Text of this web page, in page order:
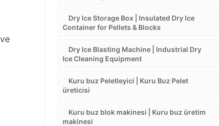
Dry Ice Storage Box | Insulated Dry Ice
Container for Pellets & Blocks
Dry Ice Blasting Machine | Industrial Dry
Ice Cleaning Equipment
Kuru buz Peletleyici | Kuru Buz Pelet
üreticisi
Kuru buz blok makinesi | Kuru buz üretim
makinesi